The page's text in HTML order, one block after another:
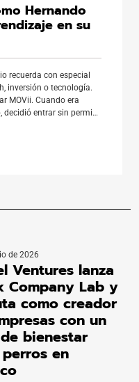
Hernando
en su
recuerda con especial
inversión o tecnología.
MOVii. Cuando era
entrar sin permiso
de 2026
Ventures lanza
Company Lab y
como creador
con un
bienestar
en